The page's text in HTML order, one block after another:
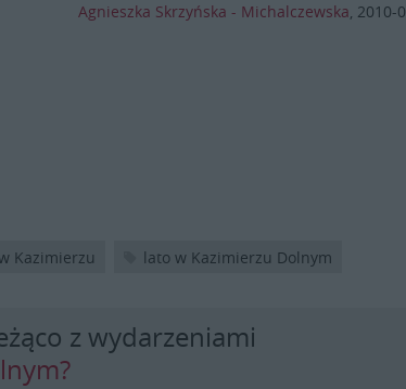
Agnieszka Skrzyńska - Michalczewska, 2010-
Kazimierzu lato w Kazimierzu Dolnym
z wydarzeniami